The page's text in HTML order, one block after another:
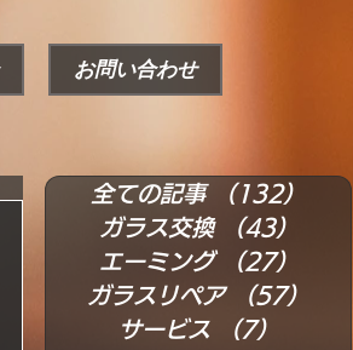
お問い合わせ
全ての記事 （132）
ガラス交換
（43）
エーミング
（27）
ガラスリペア
（57）
サービス
（7）